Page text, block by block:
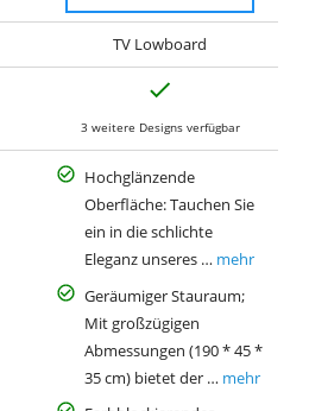
TV Lowboard
3 weitere Designs verfügbar
Hochglänzende
Oberfläche: Tauchen Sie
ein in die schlichte
Eleganz unseres … mehr
Geräumiger Stauraum;
Mit großzügigen
Abmessungen (190 * 45 *
35 cm) bietet der … mehr